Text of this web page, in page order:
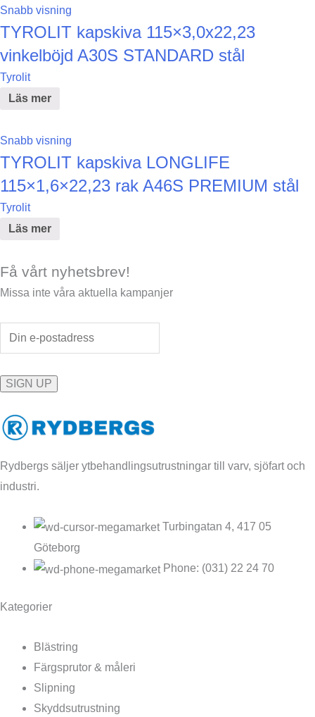
Snabb visning
TYROLIT kapskiva 115×3,0x22,23
vinkelböjd A30S STANDARD stål
Tyrolit
Läs mer
Snabb visning
TYROLIT kapskiva LONGLIFE
115×1,6×22,23 rak A46S PREMIUM stål
Tyrolit
Läs mer
Få vårt nyhetsbrev!
Missa inte våra aktuella kampanjer
Rydbergs säljer ytbehandlingsutrustningar till varv, sjöfart och
industri.
Turbingatan 4, 417 05
Göteborg
Phone: (031) 22 24 70
Kategorier
Blästring
Färgsprutor & måleri
Slipning
Skyddsutrustning